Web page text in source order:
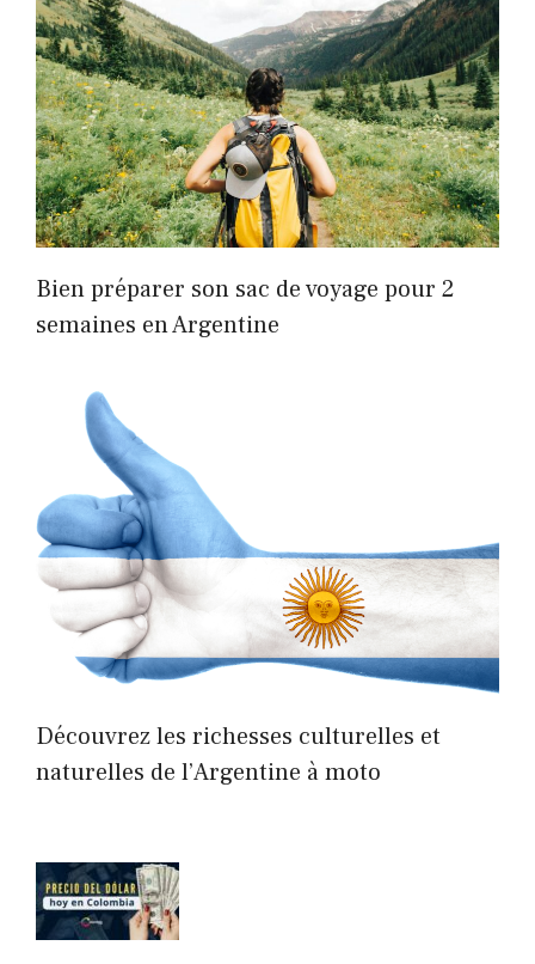
Bien préparer son sac de voyage pour 2
semaines en Argentine
Découvrez les richesses culturelles et
naturelles de l’Argentine à moto